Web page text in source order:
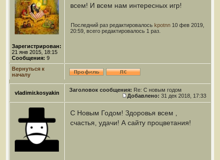
Зарегистрирован:
21 янв 2015, 18:15
Сообщения: 9
всем! И всем нам интересных игр!
Последний раз редактировалось kpotnn 10 фев 2019,
20:59, всего редактировалось 1 раз.
Вернуться к
началу
vladimir.kosyakin Заголовок сообщения: Re: С новым годом
Добавлено: 31 дек 2018, 17:33
С Новым Годом! Здоровья всем ,
счастья, удачи! А сайту процветания!